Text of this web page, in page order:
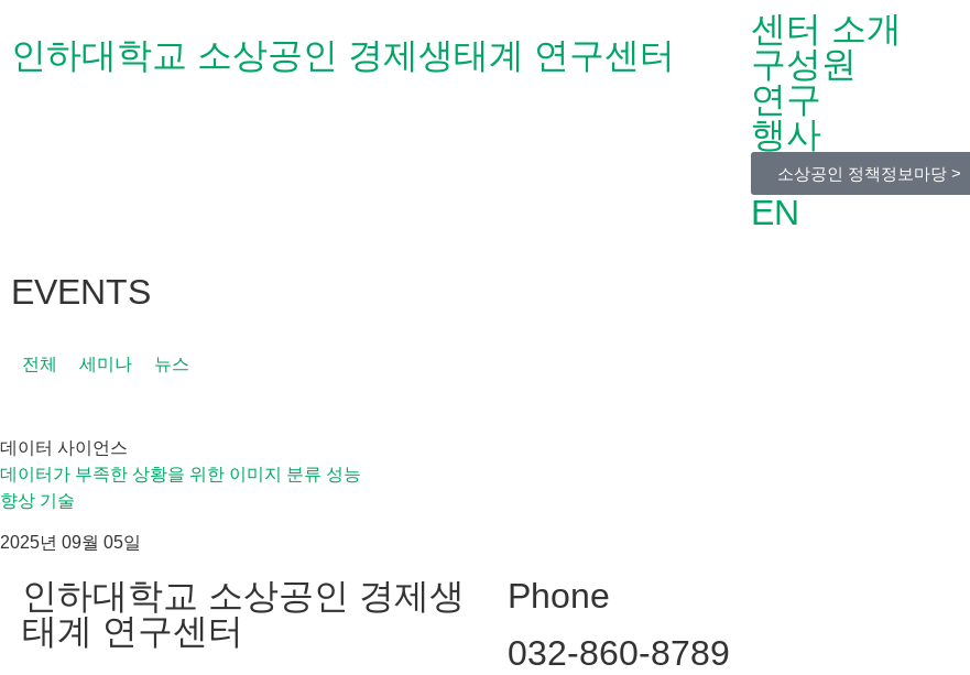
인하대학교 소상공인 경제생태계 연구센터
센터 소개
구성원
연구
행사
소상공인 정책정보마당 >
EN
EVENTS
전체 세미나 뉴스
데이터 사이언스
데이터가 부족한 상황을 위한 이미지 분류 성능
향상 기술
2025년 09월 05일
인하대학교 소상공인 경제생
태계 연구센터
Phone
032-860-8789